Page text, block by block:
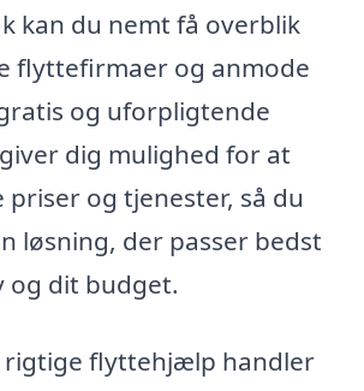
kan du nemt få overblik
flyttefirmaer og anmode
og uforpligtende
dig mulighed for at
priser og tjenester, så du
løsning, der passer bedst
og dit budget.
flyttehjælp handler